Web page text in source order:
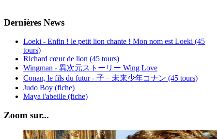
Dernières News
Loeki - Enfin ! le petit lion chante ! Mon nom est Loeki (45
tours)
Richard cœur de lion (45 tours)
Wingman - 異次元ストーリー Wing Love
Conan, le fils du futur - 子 – 未来少年コナン (45 tours)
Judo Boy (fiche)
Maya l'abeille (fiche)
Zoom sur...